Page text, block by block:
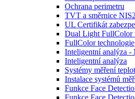
Ochrana perimetru
TVT a směrnice
UL Certifikát
Dual Light FullColor
FullColor technologie
Inteligentní analýza -
Inteligentní analýza
Systémy měření
Instalace systémů
Funkce Face